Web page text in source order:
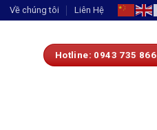
Về chúng tôi Liên Hệ
Hotline: 0943 735 866